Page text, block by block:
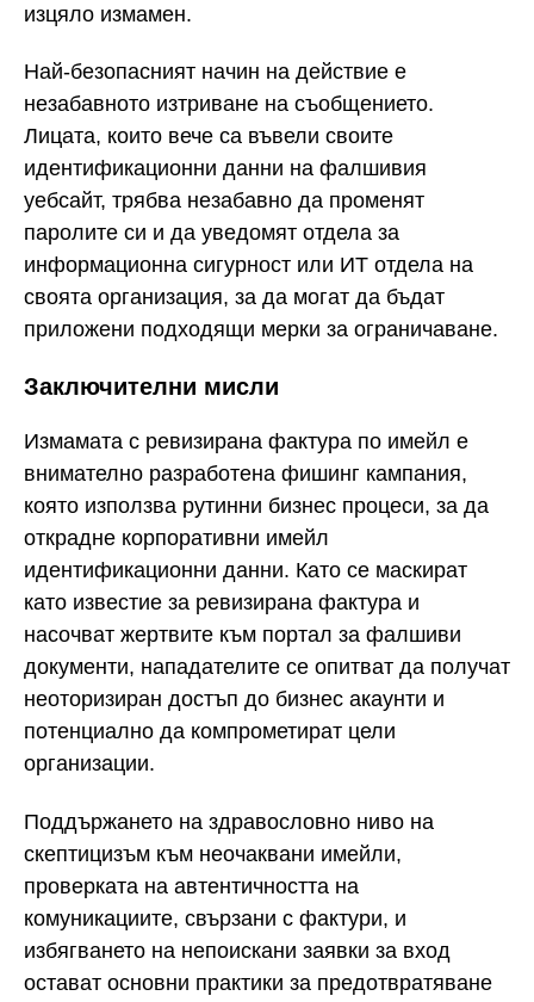
изцяло измамен.
Най-безопасният начин на действие е
незабавното изтриване на съобщението.
Лицата, които вече са въвели своите
идентификационни данни на фалшивия
уебсайт, трябва незабавно да променят
паролите си и да уведомят отдела за
информационна сигурност или ИТ отдела на
своята организация, за да могат да бъдат
приложени подходящи мерки за ограничаване.
Заключителни мисли
Измамата с ревизирана фактура по имейл е
внимателно разработена фишинг кампания,
която използва рутинни бизнес процеси, за да
открадне корпоративни имейл
идентификационни данни. Като се маскират
като известие за ревизирана фактура и
насочват жертвите към портал за фалшиви
документи, нападателите се опитват да получат
неоторизиран достъп до бизнес акаунти и
потенциално да компрометират цели
организации.
Поддържането на здравословно ниво на
скептицизъм към неочаквани имейли,
проверката на автентичността на
комуникациите, свързани с фактури, и
избягването на непоискани заявки за вход
остават основни практики за предотвратяване